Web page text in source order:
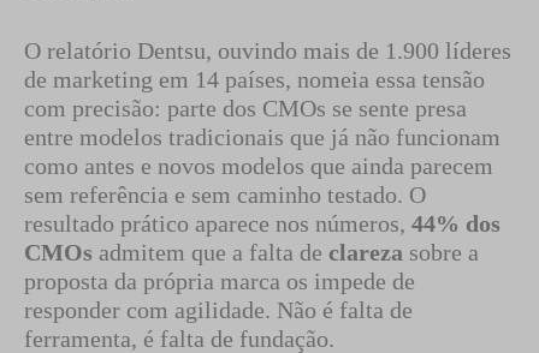
O relatório Dentsu, ouvindo mais de 1.900 líderes
de marketing em 14 países, nomeia essa tensão
com precisão: parte dos CMOs se sente presa
entre modelos tradicionais que já não funcionam
como antes e novos modelos que ainda parecem
sem referência e sem caminho testado. O
resultado prático aparece nos números, 44% dos
CMOs admitem que a falta de clareza sobre a
proposta da própria marca os impede de
responder com agilidade. Não é falta de
ferramenta, é falta de fundação.